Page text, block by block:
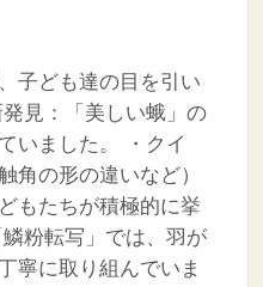
子ども達の目を引い
発見：「美しい蛾」の
いました。
・クイ
角の形の違いなど）
もたちが積極的に挙
鱗粉転写」では、羽が
寧に取り組んでいま